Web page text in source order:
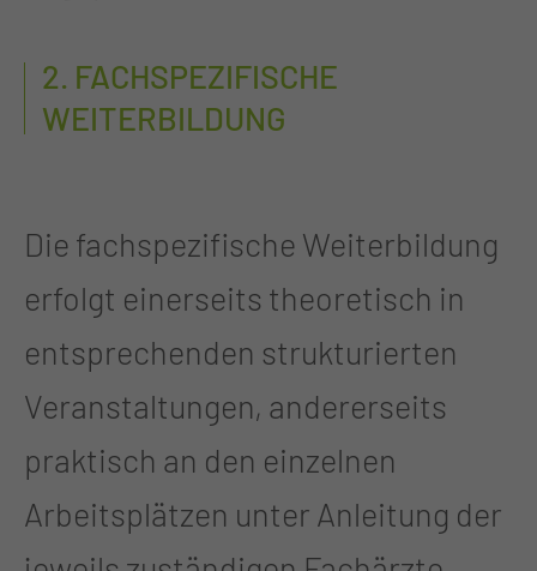
2. FACHSPEZIFISCHE
WEITERBILDUNG
Die fachspezifische Weiterbildung
erfolgt einerseits theoretisch in
entsprechenden strukturierten
Veranstaltungen, andererseits
praktisch an den einzelnen
Arbeitsplätzen unter Anleitung der